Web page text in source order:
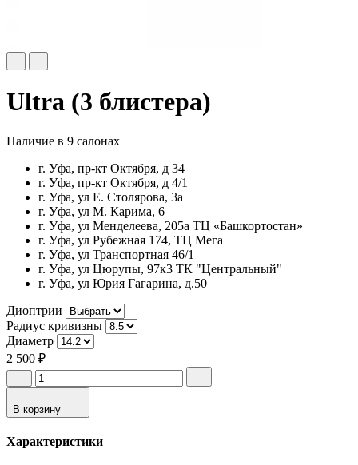
Ultra (3 блистера)
Наличие в 9 салонах
г. Уфа, пр-кт Октября, д 34
г. Уфа, пр-кт Октября, д 4/1
г. Уфа, ул Е. Столярова, 3а
г. Уфа, ул М. Карима, 6
г. Уфа, ул Менделеева, 205а ТЦ «Башкортостан»
г. Уфа, ул Рубежная 174, ТЦ Мега
г. Уфа, ул Транспортная 46/1
г. Уфа, ул Цюрупы, 97к3 ТК "Центральный"
г. Уфа, ул Юрия Гагарина, д.50
Диоптрии
Радиус кривизны
Диаметр
2 500 ₽
В корзину
Характеристики